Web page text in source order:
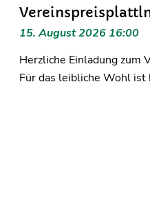
15. August 2026 16:00
Herzliche Einladung zum
Für das leibliche Wohl ist